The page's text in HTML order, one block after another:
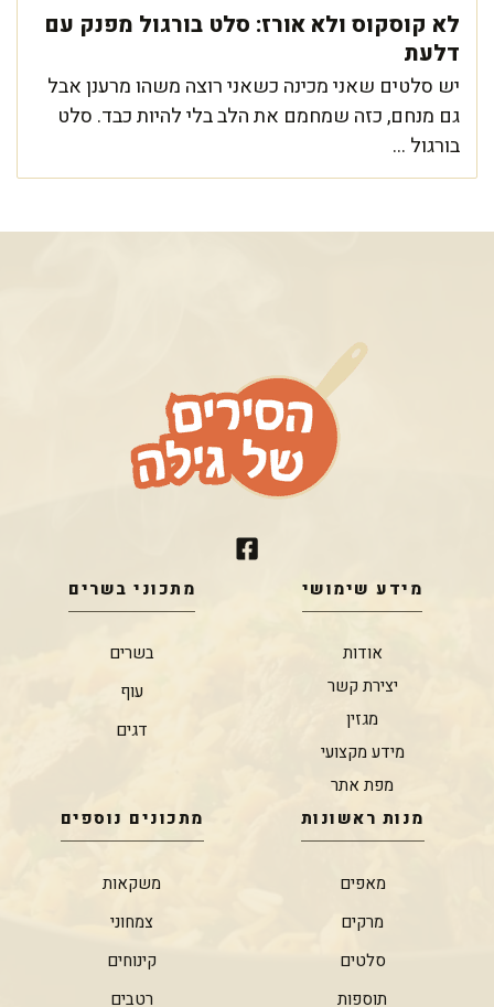
לא קוסקוס ולא אורז: סלט בורגול מפנק עם
דלעת
יש סלטים שאני מכינה כשאני רוצה משהו מרענן אבל
גם מנחם, כזה שמחמם את הלב בלי להיות כבד. סלט
בורגול ...
מידע שימושי
אודות
יצירת קשר
מגזין
מידע מקצועי
מפת אתר
מתכוני בשרים
בשרים
עוף
דגים
מנות ראשונות
מאפים
מרקים
סלטים
תוספות
מתכונים נוספים
משקאות
צמחוני
קינוחים
רטבים